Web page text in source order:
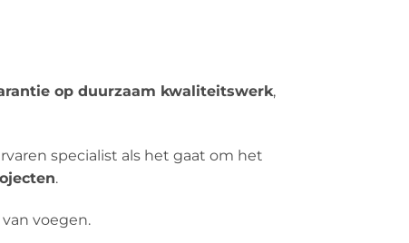
op duurzaam kwaliteitswerk,
specialist als het gaat om het
.
voegen.